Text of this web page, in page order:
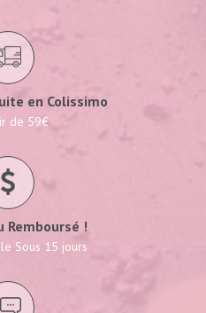
en Colissimo
de 59€
Remboursé !
Sous 15 jours